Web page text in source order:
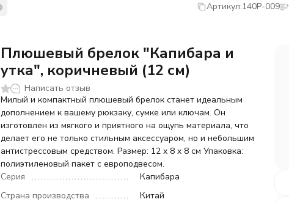
Артикул:140P-009
Плюшевый брелок "Капибара и
утка", коричневый (12 см)
Написать отзыв
Милый и компактный плюшевый брелок станет идеальным
дополнением к вашему рюкзаку, сумке или ключам. Он
изготовлен из мягкого и приятного на ощупь материала, что
делает его не только стильным аксессуаром, но и небольшим
антистрессовым средством. Размер: 12 x 8 x 8 см Упаковка:
полиэтиленовый пакет с европодвесом.
Серия
Капибара
Страна производства
Китай